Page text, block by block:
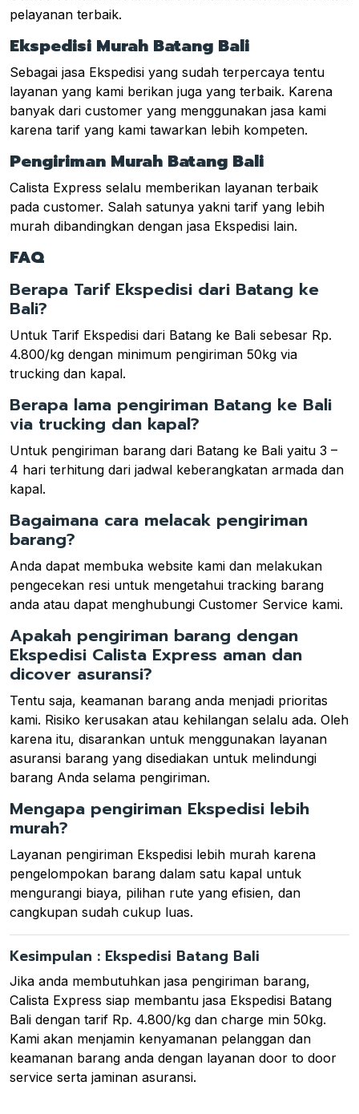
pelayanan terbaik.
Ekspedisi Murah Batang Bali
Sebagai jasa Ekspedisi yang sudah terpercaya tentu
layanan yang kami berikan juga yang terbaik. Karena
banyak dari customer yang menggunakan jasa kami
karena tarif yang kami tawarkan lebih kompeten.
Pengiriman Murah Batang Bali
Calista Express selalu memberikan layanan terbaik
pada customer. Salah satunya yakni tarif yang lebih
murah dibandingkan dengan jasa Ekspedisi lain.
FAQ
Berapa Tarif Ekspedisi dari Batang ke
Bali?
Untuk Tarif Ekspedisi dari Batang ke Bali sebesar Rp.
4.800/kg dengan minimum pengiriman 50kg via
trucking dan kapal.
Berapa lama pengiriman Batang ke Bali
via trucking dan kapal?
Untuk pengiriman barang dari Batang ke Bali yaitu 3 –
4 hari terhitung dari jadwal keberangkatan armada dan
kapal.
Bagaimana cara melacak pengiriman
barang?
Anda dapat membuka website kami dan melakukan
pengecekan resi untuk mengetahui tracking barang
anda atau dapat menghubungi Customer Service kami.
Apakah pengiriman barang dengan
Ekspedisi Calista Express aman dan
dicover asuransi?
Tentu saja, keamanan barang anda menjadi prioritas
kami. Risiko kerusakan atau kehilangan selalu ada. Oleh
karena itu, disarankan untuk menggunakan layanan
asuransi barang yang disediakan untuk melindungi
barang Anda selama pengiriman.
Mengapa pengiriman Ekspedisi lebih
murah?
Layanan pengiriman Ekspedisi lebih murah karena
pengelompokan barang dalam satu kapal untuk
mengurangi biaya, pilihan rute yang efisien, dan
cangkupan sudah cukup luas.
Kesimpulan : Ekspedisi Batang Bali
Jika anda membutuhkan jasa pengiriman barang,
Calista Express siap membantu jasa Ekspedisi Batang
Bali dengan tarif Rp. 4.800/kg dan charge min 50kg.
Kami akan menjamin kenyamanan pelanggan dan
keamanan barang anda dengan layanan door to door
service serta jaminan asuransi.